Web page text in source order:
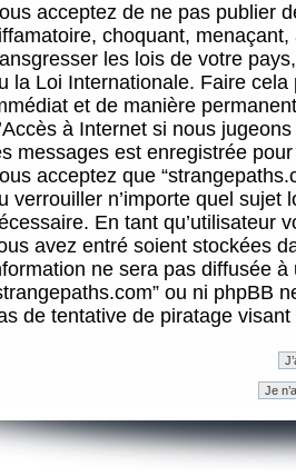
acceptez de ne pas publier
choquant,
les lois de votre
la Loi Internationale. Faire
et de manière
à Internet si nous
messages est enregistrée
acceptez que
verrouiller n’importe quel sujet
En tant qu’utilisateur
avez entré soient stockées
ne sera pas diffusée
ou ni phpBB
de tentative de piratage